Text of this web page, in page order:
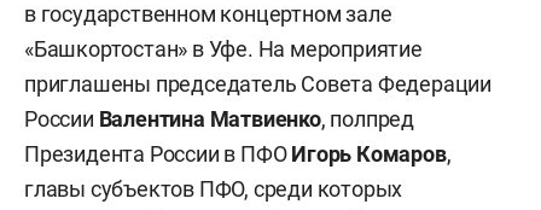
в государственном концертном зале
«Башкортостан» в Уфе. На мероприятие
приглашены председатель Совета Федерации
России Валентина Матвиенко, полпред
Президента России в ПФОИгорь Комаров,
главы субъектов ПФО, среди которых